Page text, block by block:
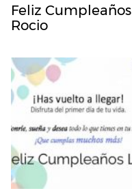
Feliz Cumpleaños
Rocio